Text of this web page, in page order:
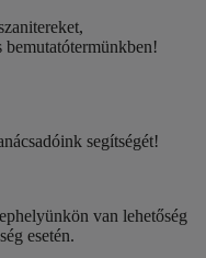
bemutatótermünkben!
segítségét!
van lehetőség
esetén.